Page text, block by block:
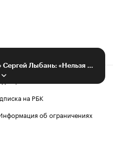
Редакция
на РБК
об ограничениях